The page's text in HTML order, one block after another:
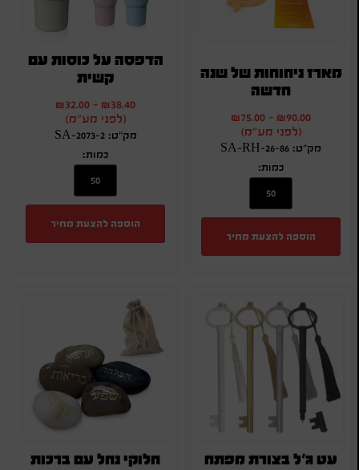
מארז ניחוחות של שנה
חדשה
₪90.00
-
₪75.00
(לפני מע"מ)
מק"ט: SA-RH-26-86
כמות:
הוספה להצעת מחיר
הדפסה על כוסות עם
קשית
₪38.40
-
₪32.00
(לפני מע"מ)
מק"ט: SA-2073-2
כמות:
הוספה להצעת מחיר
עט ג'ל בצורת מפתח חלוקי נחל עם ברכות